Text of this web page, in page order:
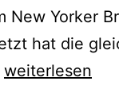
New Yorker
hat die
Last
weiterlesen